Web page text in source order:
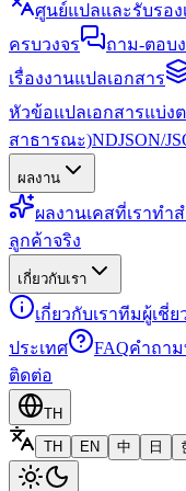
ศูนย์แปลและรับรอง
ครบวงจร
ถาม-ตอบ
เรื่องงานแปลเอกสาร
หัวข้อแปลเอกสารแบ่งต
สาธารณะ)NDJSON/
ผลงาน
ผลงานเคสที่เราทำส
ลูกค้าจริง
เกี่ยวกับเรา
เกี่ยวกับเราทีมผู้เชี่ย
ประเทศ
FAQคำถา
ติดต่อ
TH
TH
EN 中 日